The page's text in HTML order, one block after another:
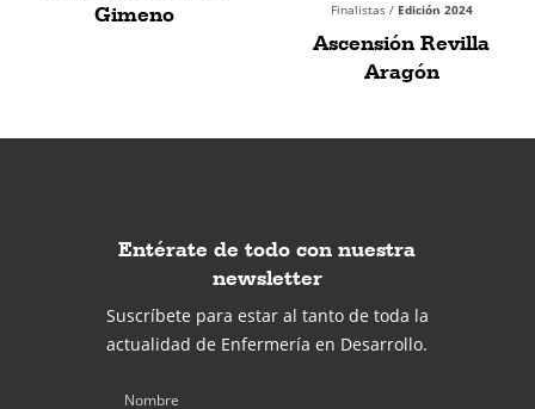
Gimeno
Finalistas / Edición 2024
Ascensión Revilla
Aragón
Entérate de todo con nuestra
newsletter
Suscríbete para estar al tanto de toda la
actualidad de Enfermería en Desarrollo.